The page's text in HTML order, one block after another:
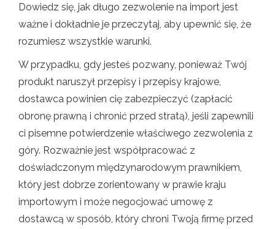
Dowiedz się, jak długo zezwolenie na import jest
ważne i dokładnie je przeczytaj, aby upewnić się, że
rozumiesz wszystkie warunki.
W przypadku, gdy jesteś pozwany, ponieważ Twój
produkt naruszył przepisy i przepisy krajowe,
dostawca powinien cię zabezpieczyć (zapłacić
obronę prawną i chronić przed stratą), jeśli zapewnili
ci pisemne potwierdzenie właściwego zezwolenia z
góry. Rozważnie jest współpracować z
doświadczonym międzynarodowym prawnikiem,
który jest dobrze zorientowany w prawie kraju
importowym i może negocjować umowę z
dostawcą w sposób, który chroni Twoją firmę przed